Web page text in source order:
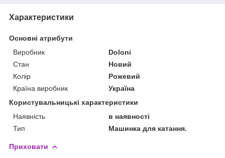
Характеристики
Основні атрибути
Виробник
Doloni
Стан
Новий
Колір
Рожевий
Країна виробник
Україна
Користувальницькі характеристики
Наявність
в наявності
Тип
Машинка для катання.
Приховати